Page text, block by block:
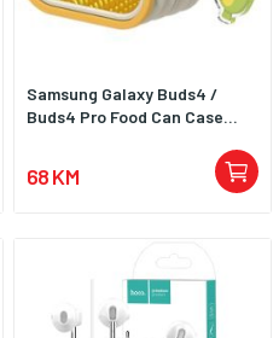
Samsung Galaxy Buds4 /
Buds4 Pro Food Can Case...
68 KM